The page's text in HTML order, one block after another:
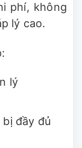
phí, không
lý cao.
lý
đầy đủ